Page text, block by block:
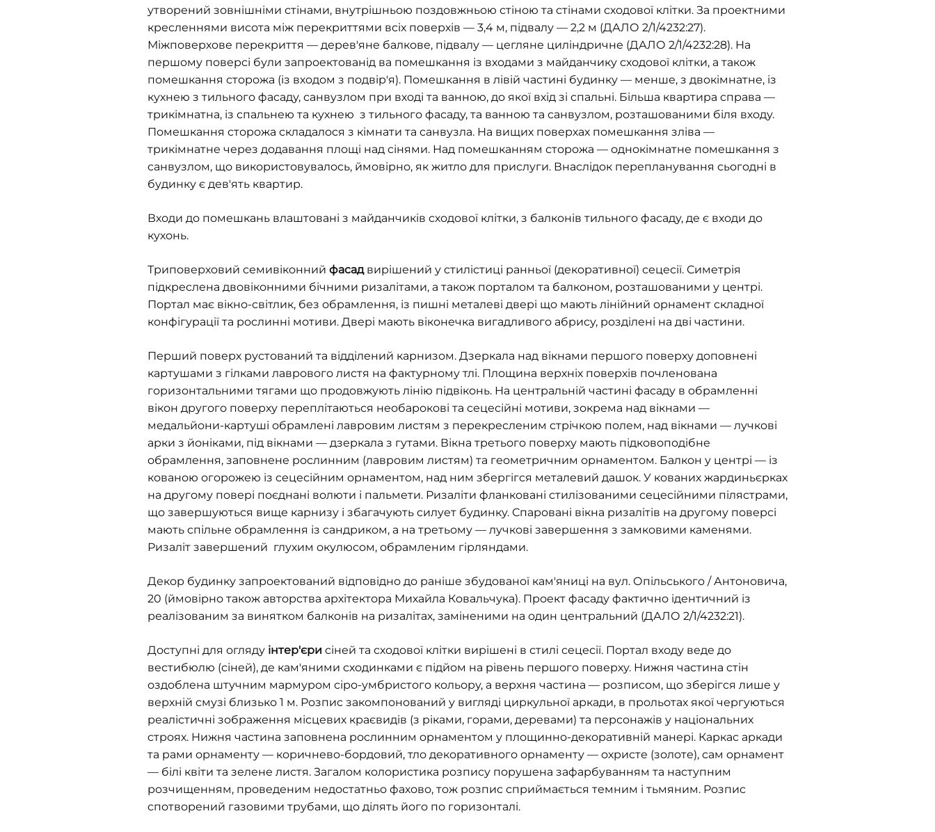
утворений зовнішніми стінами, внутрішньою поздовжньою стіною та стінами сходової клітки. За проектними
кресленнями висота між перекриттями всіх поверхів — 3,4 м, підвалу — 2,2 м (ДАЛО 2/1/4232:27).
Міжповерхове перекриття — дерев'яне балкове, підвалу — цегляне циліндричне (ДАЛО 2/1/4232:28). На
першому поверсі були запроектованід ва помешкання із входами з майданчику сходової клітки, а також
помешкання сторожа (із входом з подвір'я). Помешкання в лівій частині будинку — менше, з двокімнатне, із
кухнею з тильного фасаду, санвузлом при вході та ванною, до якої вхід зі спальні. Більша квартира справа —
трикімнатна, із спальнею та кухнею з тильного фасаду, та ванною та санвузлом, розташованими біля входу.
Помешкання сторожа складалося з кімнати та санвузла. На вищих поверхах помешкання зліва —
трикімнатне через додавання площі над сінями. Над помешканням сторожа — однокімнатне помешкання з
санвузлом, що використовувалось, ймовірно, як житло для прислуги. Внаслідок перепланування сьогодні в
будинку є дев'ять квартир.
Входи до помешкань влаштовані з майданчиків сходової клітки, з балконів тильного фасаду, де є входи до
кухонь.
Триповерховий семивіконний фасад вирішений у стилістиці ранньої (декоративної) сецесії. Симетрія
підкреслена двовіконними бічними ризалітами, а також порталом та балконом, розташованими у центрі.
Портал має вікно-світлик, без обрамлення, із пишні металеві двері що мають лінійний орнамент складної
конфігурації та рослинні мотиви. Двері мають віконечка вигадливого абрису, розділені на дві частини.
Перший поверх рустований та відділений карнизом. Дзеркала над вікнами першого поверху доповнені
картушами з гілками лаврового листя на фактурному тлі. Площина верхніх поверхів почленована
горизонтальними тягами що продовжують лінію підвіконь. На центральній частині фасаду в обрамленні
вікон другого поверху переплітаються необарокові та сецесійні мотиви, зокрема над вікнами —
медальйони-картуші обрамлені лавровим листям з перекресленим стрічкою полем, над вікнами — лучкові
арки з йоніками, під вікнами — дзеркала з гутами. Вікна третього поверху мають підковоподібне
обрамлення, заповнене рослинним (лавровим листям) та геометричним орнаментом. Балкон у центрі — із
кованою огорожею із сецесійним орнаментом, над ним збергігся металевий дашок. У кованих жардиньєрках
на другому повері поєднані волюти і пальмети. Ризаліти фланковані стилізованими сецесійними пілястрами,
що завершуються вище карнизу і збагачують силует будинку. Спаровані вікна ризалітів на другому поверсі
мають спільне обрамлення із сандриком, а на третьому — лучкові завершення з замковими каменями.
Ризаліт завершений глухим окулюсом, обрамленим гірляндами.
Декор будинку запроектований відповідно до раніше збудованої кам'яниці на вул. Опільського / Антоновича,
20 (ймовірно також авторства архітектора Михайла Ковальчука). Проект фасаду фактично ідентичний із
реалізованим за винятком балконів на ризалітах, заміненими на один центральний (ДАЛО 2/1/4232:21).
Доступні для огляду інтер'єри сіней та сходової клітки вирішені в стилі сецесії. Портал входу веде до
вестибюлю (сіней), де кам'яними сходинками є підйом на рівень першого поверху. Нижня частина стін
оздоблена штучним мармуром сіро-умбристого кольору, а верхня частина — розписом, що зберігся лише у
верхній смузі близько 1 м. Розпис закомпонований у вигляді циркульної аркади, в прольотах якої чергуються
реалістичні зображення місцевих краєвидів (з ріками, горами, деревами) та персонажів у національних
строях. Нижня частина заповнена рослинним орнаментом у площинно-декоративній манері. Каркас аркади
та рами орнаменту — коричнево-бордовий, тло декоративного орнаменту — охристе (золоте), сам орнамент
— білі квіти та зелене листя. Загалом колористика розпису порушена зафарбуванням та наступним
розчищенням, проведеним недостатньо фахово, тож розпис сприймається темним і тьмяним. Розпис
спотворений газовими трубами, що ділять його по горизонталі.